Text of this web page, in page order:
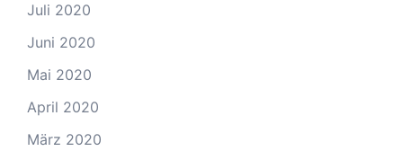
Juli 2020
Juni 2020
Mai 2020
April 2020
März 2020